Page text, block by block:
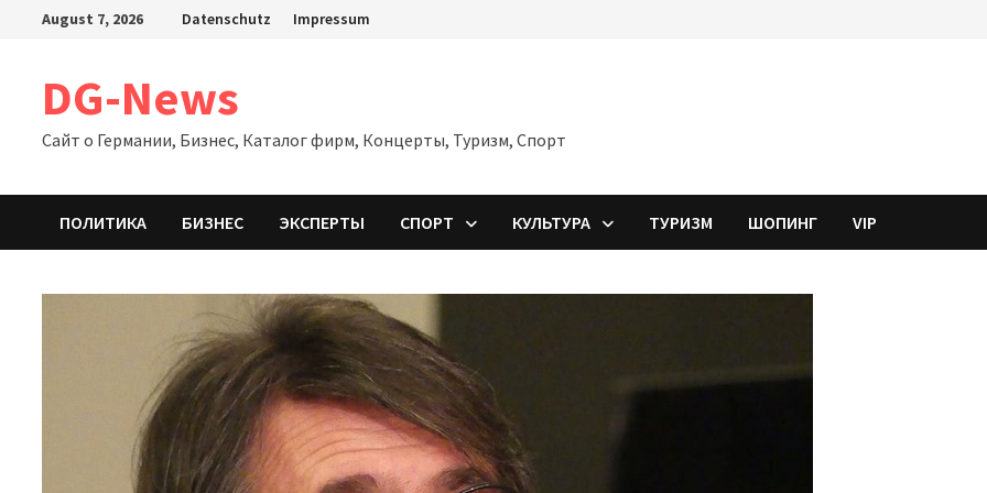
August 7, 2026 Datenschutz Impressum
DG-News
Сайт о Германии, Бизнес, Каталог фирм, Концерты, Туризм, Спорт
ПОЛИТИКА БИЗНЕС ЭКСПЕРТЫ СПОРТ КУЛЬТУРА ТУРИЗМ ШОПИНГ VIP